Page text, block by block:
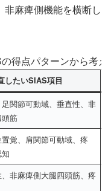
麻痺側機能を横断し
得点パターンから考
したいSIAS項目
関節可動域、垂直性、非
筋
置覚、肩関節可動域、疼
非麻痺側大腿四頭筋、疼